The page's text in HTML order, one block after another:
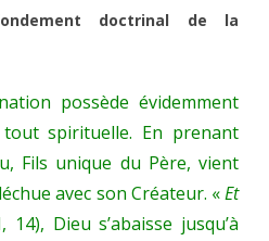
doctrinal de la
possède évidemment
spirituelle. En prenant
Fils unique du Père, vient
avec son Créateur. «Et
Dieu s’abaisse jusqu’à